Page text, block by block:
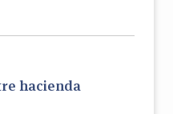
hacienda